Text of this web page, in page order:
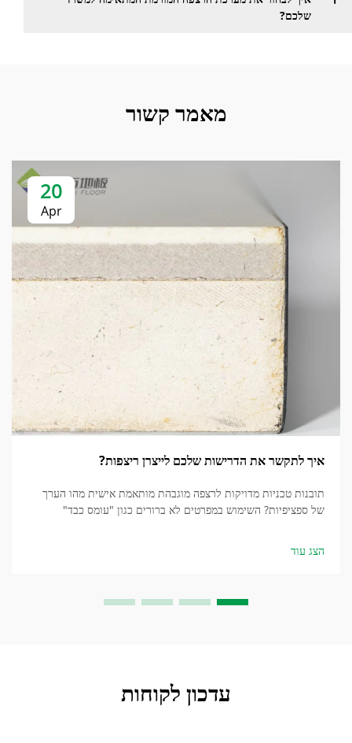
שלכם?
מאמר קשור
20
Apr
איך לתקשר את הדרישות שלכם לייצרן ריצפות?
תובנות טכניות מדויקות לרצפה מוגבהת מותאמת אישית מהו הערך
של ספציפיות? השימוש במפרטים לא ברורים כגון "עומס כבד"
הצג עוד
עדכון לקוחות